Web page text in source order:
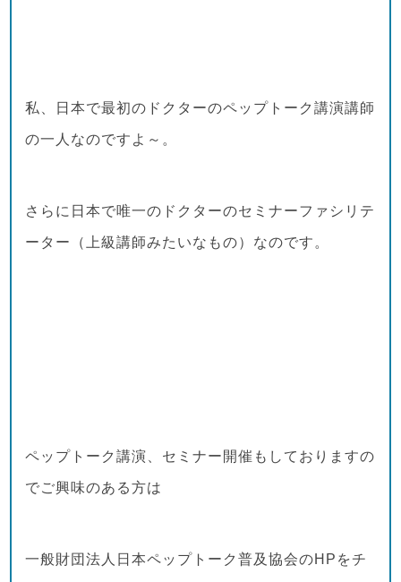
私、日本で最初のドクターのペップトーク講演講師
の一人なのですよ～。
さらに日本で唯一のドクターのセミナーファシリテ
ーター（上級講師みたいなもの）なのです。
ペップトーク講演、セミナー開催もしておりますの
でご興味のある方は
一般財団法人日本ペップトーク普及協会のHPをチ